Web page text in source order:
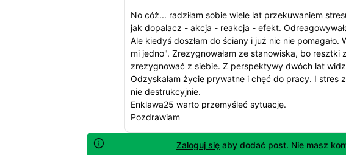
No cóż... radziłam sobie wiele lat przekuwaniem
jak dopalacz - akcja - reakcja - efekt.
Ale kiedyś doszłam do ściany i już nic nie pomagało.
mi jedno". Zrezygnowałam ze stanowiska, bo resztki
zrezygnować z siebie. Z perspektywy dwóch lat
Odzyskałam życie prywatne i chęć do pracy. I stres
nie destrukcyjnie.
Enklawa25 warto przemyśleć sytuację.
Pozdrawiam
Zaloguj sięaby dodać post. Nie masz